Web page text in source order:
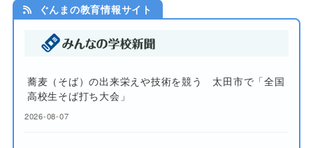
ぐんまの教育情報サイト
蕎麦（そば）の出来栄えや技術を競う 太田市で「全国
高校生そば打ち大会」
2026-08-07